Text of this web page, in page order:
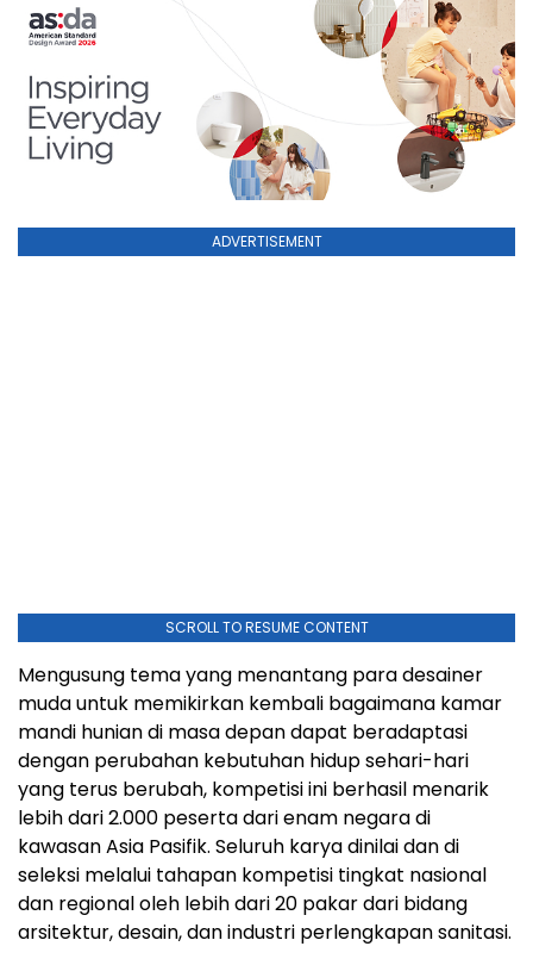
ADVERTISEMENT
SCROLL TO RESUME CONTENT
Mengusung tema yang menantang para desainer
muda untuk memikirkan kembali bagaimana kamar
mandi hunian di masa depan dapat beradaptasi
dengan perubahan kebutuhan hidup sehari-hari
yang terus berubah, kompetisi ini berhasil menarik
lebih dari 2.000 peserta dari enam negara di
kawasan Asia Pasifik. Seluruh karya dinilai dan di
seleksi melalui tahapan kompetisi tingkat nasional
dan regional oleh lebih dari 20 pakar dari bidang
arsitektur, desain, dan industri perlengkapan sanitasi.